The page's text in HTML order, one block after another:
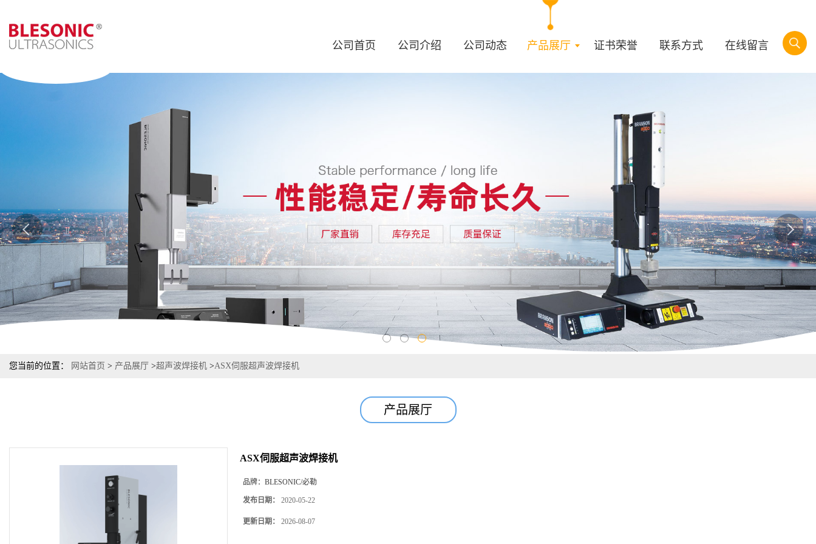
公司首页 公司介绍 公司动态 产品展厅 证书荣誉 联系方式 在线留言
您当前的位置： 网站首页 > 产品展厅 >超声波焊接机 >ASX伺服超声波焊接机
产品展厅
ASX伺服超声波焊接机
品牌： BLESONIC/必勒
发布日期： 2020-05-22
更新日期： 2026-08-07